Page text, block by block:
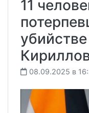
11
08.09.2025 в